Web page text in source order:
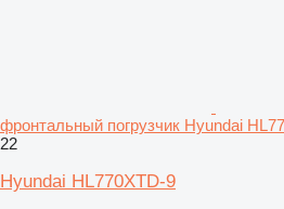
фронтальный погрузчик Hyundai
22
Hyundai HL770XTD-9